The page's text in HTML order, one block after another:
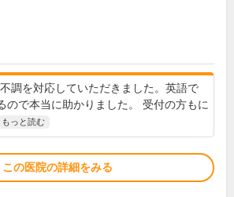
調を対応していただきました。英語で
ので本当に助かりました。 受付の方もに
もっと読む
この医院の詳細をみる